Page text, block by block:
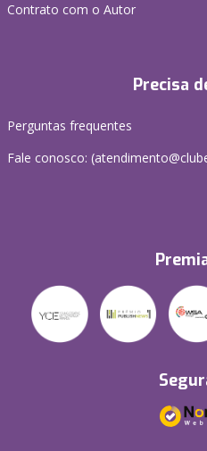
Contrato com o Autor
Precisa
Perguntas frequentes
Fale conosco: